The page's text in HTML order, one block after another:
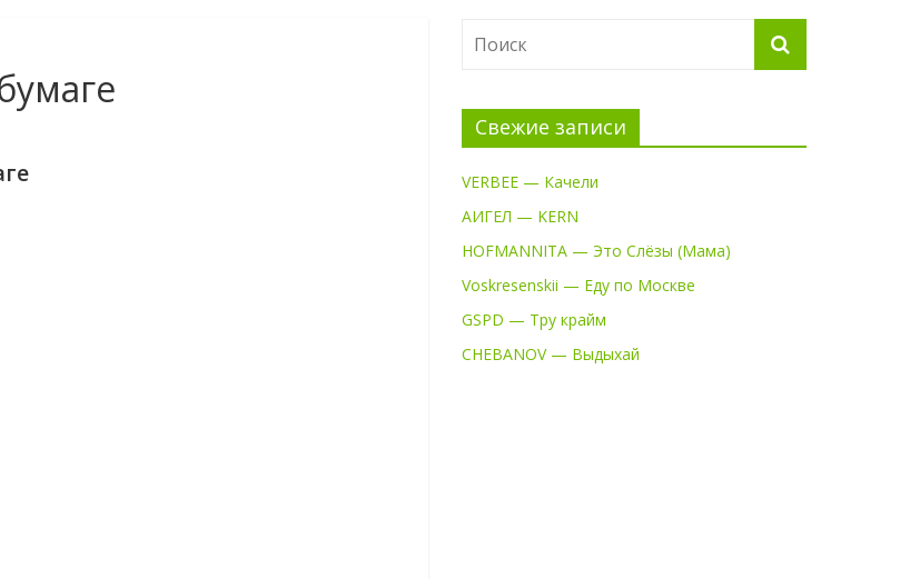
Свежие записи
VERBEE — Качели
АИГЕЛ — KERN
HOFMANNITA — Это Слёзы (Мама)
Voskresenskii — Еду по Москве
GSPD — Тру крайм
CHEBANOV — Выдыхай